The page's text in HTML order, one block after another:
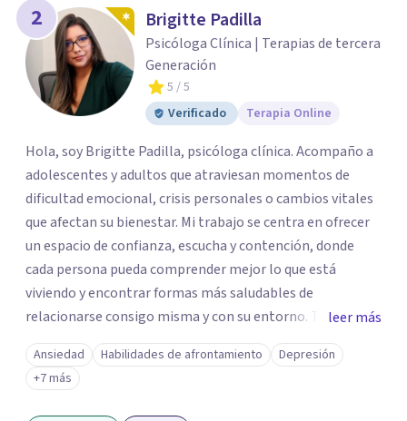
2 Brigitte Padilla
Psicóloga Clínica | Terapias de tercera
Generación
5 / 5
Verificado
Terapia Online
Hola, soy Brigitte Padilla, psicóloga clínica. Acompaño a
adolescentes y adultos que atraviesan momentos de
dificultad emocional, crisis personales o cambios vitales
que afectan su bienestar. Mi trabajo se centra en ofrecer
un espacio de confianza, escucha y contención, donde
cada persona pueda comprender mejor lo que está
viviendo y encontrar formas más saludables de
relacionarse consigo misma y con su entorno. Trabajo
desde terapias conductuales contextuales y enfoques
basados en evidencia, adaptando el proceso a las
necesidades particulares de cada paciente.
leer más
Ansiedad Habilidades de afrontamiento
Depresión
+7 más